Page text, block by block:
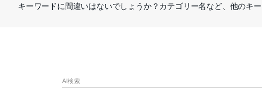
キーワードに間違いはないでしょうか？カテゴリー名など、他のキ